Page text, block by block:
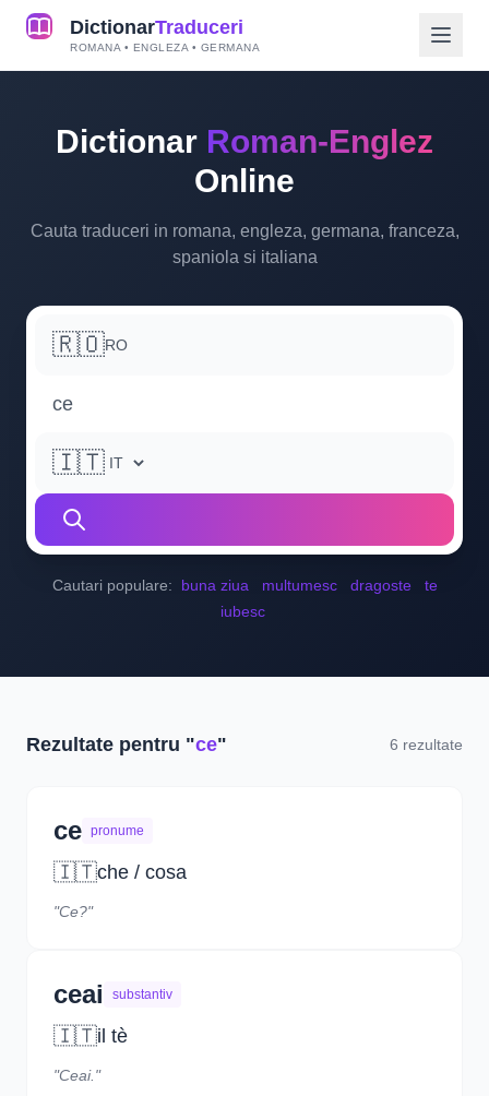
DictionarTraduceri
ROMANA • ENGLEZA • GERMANA
Dictionar Roman-Englez
Online
Cauta traduceri in romana, engleza, germana, franceza,
spaniola si italiana
🇷🇴RO
🇮🇹
Cautari populare: buna ziua multumesc dragoste
te
iubesc
Rezultate pentru "ce" 6 rezultate
ce pronume
🇮🇹che / cosa
"Ce?"
ceai substantiv
🇮🇹il tè
"Ceai."